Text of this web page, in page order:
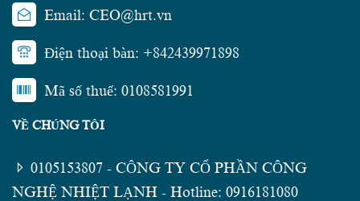
Email: CEO@hrt.vn
Điện thoại bàn: +842439971898
Mã số thuế: 0108581991
VỀ CHÚNG TÔI
0105153807 - CÔNG TY CỔ PHẦN CÔNG
NGHỆ NHIỆT LẠNH - Hotline: 0916181080